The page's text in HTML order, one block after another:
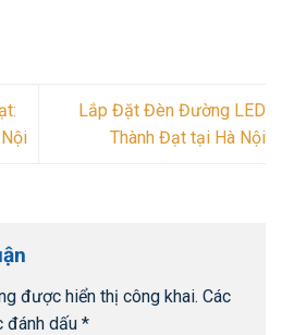
Lắp Đặt Đèn Đường LED
Thành Đạt tại Hà Nội
được hiển thị công khai. Các
đánh dấu *